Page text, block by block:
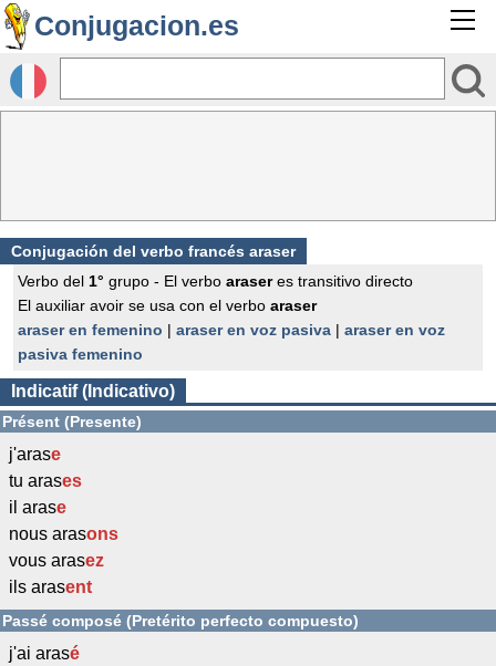
Conjugacion.es
Conjugación del verbo francés araser
Verbo del 1° grupo - El verbo araseres transitivo directo
El auxiliar avoir se usa con el verbo araser
araser en femenino | araser en voz pasiva | araser en voz
pasiva femenino
Indicatif (Indicativo)
Présent (Presente)
j'arase
tu arases
il arase
nous arasons
vous arasez
ils arasent
Passé composé (Pretérito perfecto compuesto)
j'ai arasé